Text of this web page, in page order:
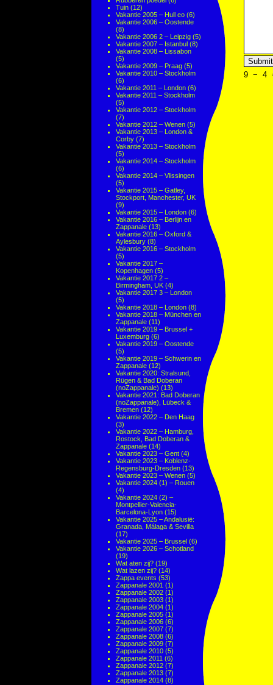
Tuin (12)
Vakantie 2005 – Hull eo (6)
Vakantie 2006 – Oostende
(8)
Vakantie 2006 2 – Leipzig (5)
Vakantie 2007 – Istanbul (8)
Vakantie 2008 – Lissabon
(5)
Vakantie 2009 – Praag (5)
Vakantie 2010 – Stockholm
(6)
Vakantie 2011 – London (6)
Vakantie 2011 – Stockholm
(5)
Vakantie 2012 – Stockholm
(7)
Vakantie 2012 – Wenen (5)
Vakantie 2013 – London &
Corby (7)
Vakantie 2013 – Stockholm
(5)
Vakantie 2014 – Stockholm
(6)
Vakantie 2014 – Vlissingen
(5)
Vakantie 2015 – Gatley,
Stockport, Manchester, UK
(9)
Vakantie 2015 – London (6)
Vakantie 2016 – Berlijn en
Zappanale (13)
Vakantie 2016 – Oxford &
Aylesbury (8)
Vakantie 2016 – Stockholm
(5)
Vakantie 2017 –
Kopenhagen (5)
Vakantie 2017 2 –
Birmingham, UK (4)
Vakantie 2017 3 – London
(5)
Vakantie 2018 – London (8)
Vakantie 2018 – München en
Zappanale (11)
Vakantie 2019 – Brussel +
Luxemburg (6)
Vakantie 2019 – Oostende
(5)
Vakantie 2019 – Schwerin en
Zappanale (12)
Vakantie 2020: Stralsund,
Rügen & Bad Doberan
(noZappanale) (13)
Vakantie 2021: Bad Doberan
(noZappanale), Lübeck &
Bremen (12)
Vakantie 2022 – Den Haag
(3)
Vakantie 2022 – Hamburg,
Rostock, Bad Doberan &
Zappanale (14)
Vakantie 2023 – Gent (4)
Vakantie 2023 – Koblenz-
Regensburg-Dresden (13)
Vakantie 2023 – Wenen (5)
Vakantie 2024 (1) – Rouen
(4)
Vakantie 2024 (2) –
Montpellier-Valencia-
Barcelona-Lyon (15)
Vakantie 2025 – Andalusië:
Granada, Málaga & Sevilla
(17)
Vakantie 2025 – Brussel (6)
Vakantie 2026 – Schotland
(19)
Wat aten zij? (19)
Wat lazen zij? (14)
Zappa events (53)
Zappanale 2001 (1)
Zappanale 2002 (1)
Zappanale 2003 (1)
Zappanale 2004 (1)
Zappanale 2005 (1)
Zappanale 2006 (6)
Zappanale 2007 (7)
Zappanale 2008 (6)
Zappanale 2009 (7)
Zappanale 2010 (5)
Zappanale 2011 (6)
Zappanale 2012 (7)
Zappanale 2013 (7)
Zappanale 2014 (8)
9 − 4